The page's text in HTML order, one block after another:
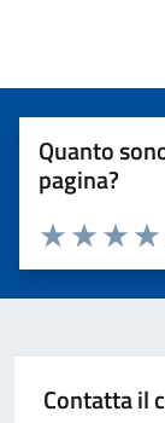
Quanto
pagina?
Valuta
Valuta 2
Valuta 1 stelle
Contatta il